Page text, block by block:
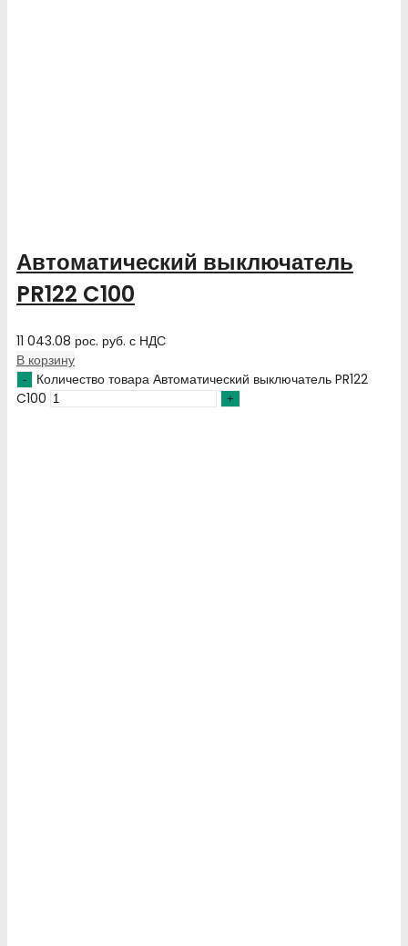
Автоматический выключатель
PR122 C100
11 043.08 рос. руб. с НДС
В корзину
Количество товара Автоматический выключатель PR122
C100